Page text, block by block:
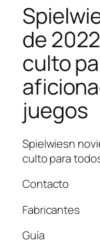
de
culto
juegos
Spielwiesn
culto para
Contacto
Fabricantes
Guía